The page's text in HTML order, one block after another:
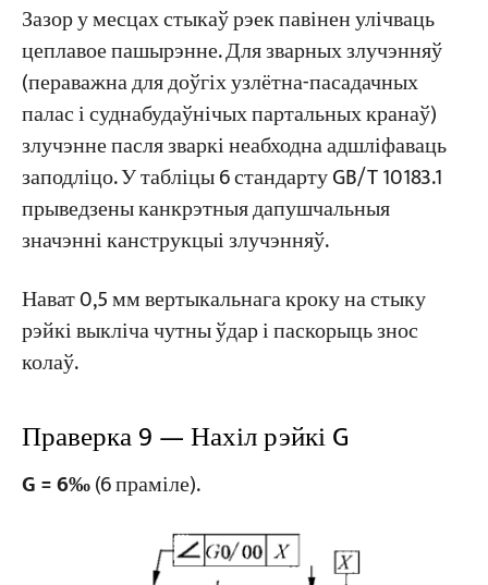
Зазор у месцах стыкаў рэек павінен улічваць
цеплавое пашырэнне. Для зварных злучэнняў
(пераважна для доўгіх узлётна-пасадачных
палас і суднабудаўнічых партальных кранаў)
злучэнне пасля зваркі неабходна адшліфаваць
заподліцо. У табліцы 6 стандарту GB/T 10183.1
прыведзены канкрэтныя дапушчальныя
значэнні канструкцыі злучэнняў.
Нават 0,5 мм вертыкальнага кроку на стыку
рэйкі выкліча чутны ўдар і паскорыць знос
колаў.
Праверка 9 — Нахіл рэйкі G
G = 6‰(6 праміле).